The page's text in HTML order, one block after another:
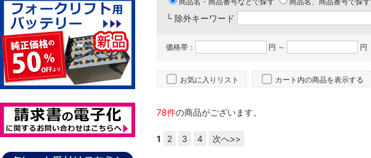
└ 除外キーワード
価格帯： 円 ～ 円
お気に入りリスト カート内の商品を表示する
78件の商品がございます。
1 2 3 4 次へ>>